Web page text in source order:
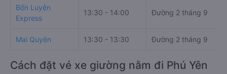
Bốn Luyện
Express
13:30 - 14:00 Đường 2 tháng 9
Mai Quyên 13:30 - 13:30 Đường 2 tháng 9
Cách đặt vé xe giường nằm đi Phú Yên